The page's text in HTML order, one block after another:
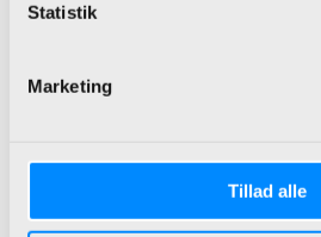
Statistik
Marketing
Tillad alle